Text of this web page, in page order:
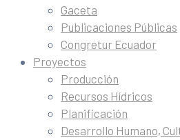
Gaceta
Publicaciones Públicas
Congretur Ecuador
Proyectos
Producción
Recursos Hídricos
Planificación
Desarrollo Humano,